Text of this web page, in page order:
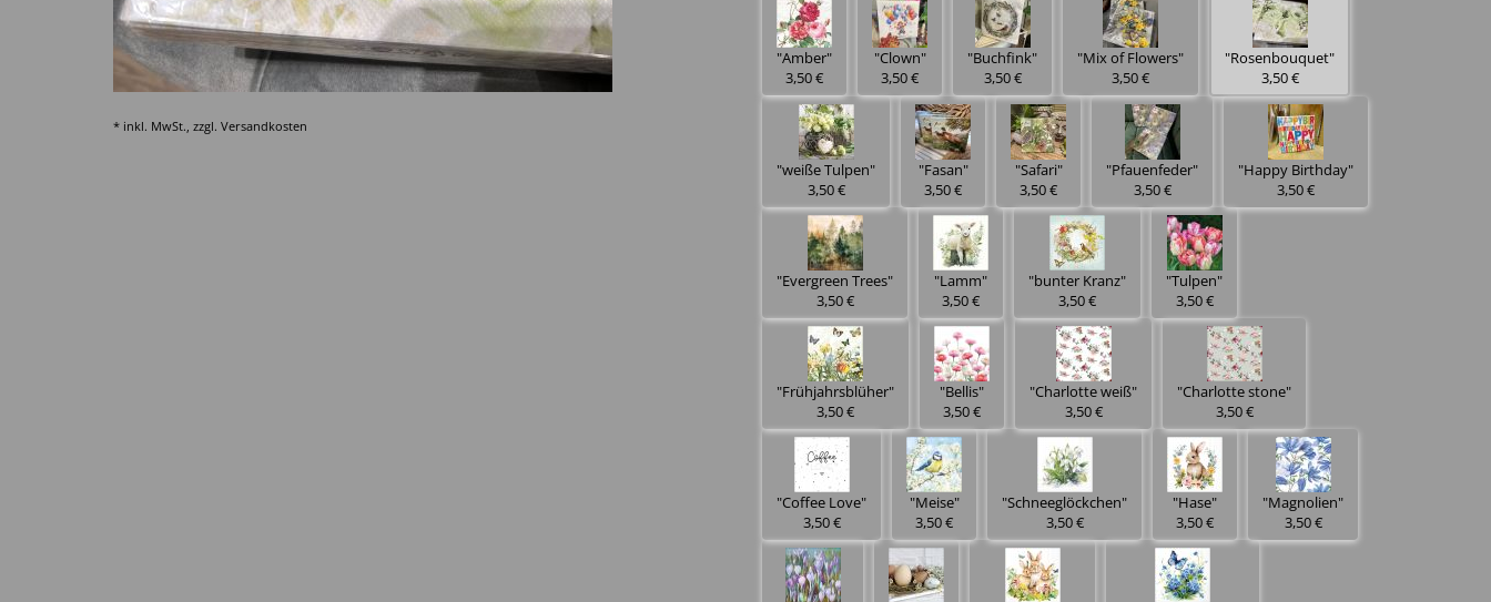
* inkl. MwSt., zzgl. Versandkosten
"Amber"
3,50 €
"Clown"
3,50 €
"Buchfink"
3,50 €
"Mix of Flowers"
3,50 €
"Rosenbouquet"
3,50 €
"weiße Tulpen"
3,50 €
"Fasan"
3,50 €
"Safari"
3,50 €
"Pfauenfeder"
3,50 €
"Happy Birthday"
3,50 €
"Evergreen Trees"
3,50 €
"Lamm"
3,50 €
"bunter Kranz"
3,50 €
"Tulpen"
3,50 €
"Frühjahrsblüher"
3,50 €
"Bellis"
3,50 €
"Charlotte weiß"
3,50 €
"Charlotte stone"
3,50 €
"Coffee Love"
3,50 €
"Meise"
3,50 €
"Schneeglöckchen"
3,50 €
"Hase"
3,50 €
"Magnolien"
3,50 €